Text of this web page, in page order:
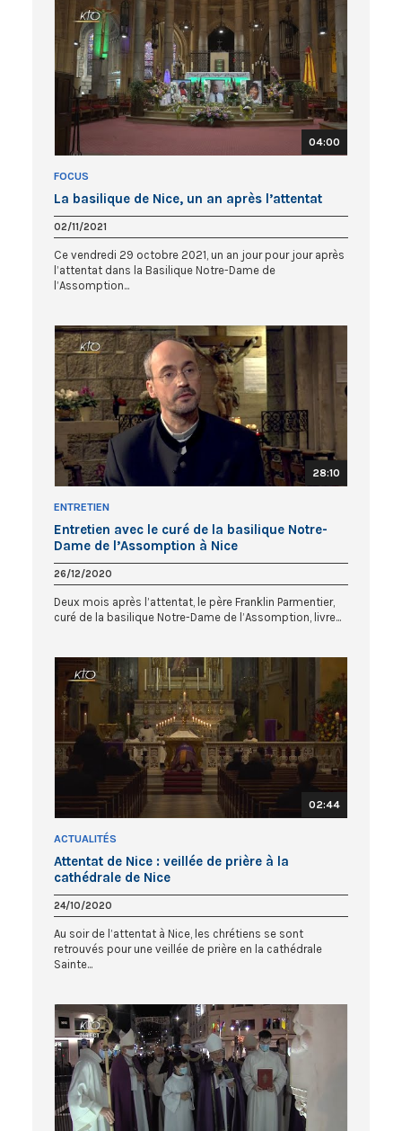
04:00
FOCUS
La basilique de Nice, un an après l’attentat
02/11/2021
Ce vendredi 29 octobre 2021, un an jour pour jour après
l’attentat dans la Basilique Notre-Dame de
l’Assomption...
28:10
ENTRETIEN
Entretien avec le curé de la basilique Notre-
Dame de l’Assomption à Nice
26/12/2020
Deux mois après l’attentat, le père Franklin Parmentier,
curé de la basilique Notre-Dame de l’Assomption, livre...
02:44
ACTUALITÉS
Attentat de Nice : veillée de prière à la
cathédrale de Nice
24/10/2020
Au soir de l’attentat à Nice, les chrétiens se sont
retrouvés pour une veillée de prière en la cathédrale
Sainte...